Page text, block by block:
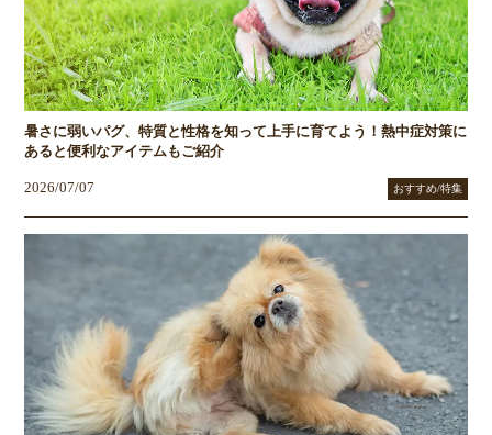
暑さに弱いパグ、特質と性格を知って上手に育てよう！熱中症対策に
あると便利なアイテムもご紹介
2026/07/07 おすすめ/特集